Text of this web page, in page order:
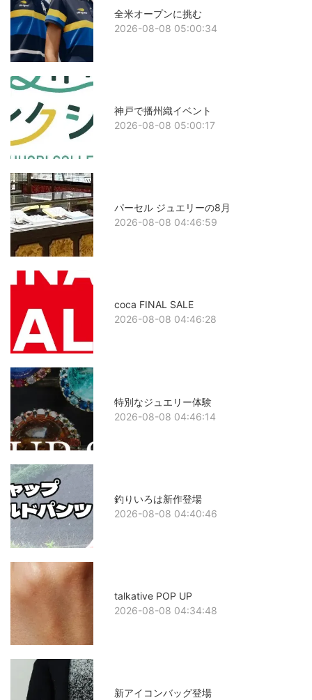
全米オープンに挑む
2026-08-08 05:00:34
神戸で播州織イベント
2026-08-08 05:00:17
パーセル ジュエリーの8月
2026-08-08 04:46:59
coca FINAL SALE
2026-08-08 04:46:28
特別なジュエリー体験
2026-08-08 04:46:14
釣りいろは新作登場
2026-08-08 04:40:46
talkative POP UP
2026-08-08 04:34:48
新アイコンバッグ登場